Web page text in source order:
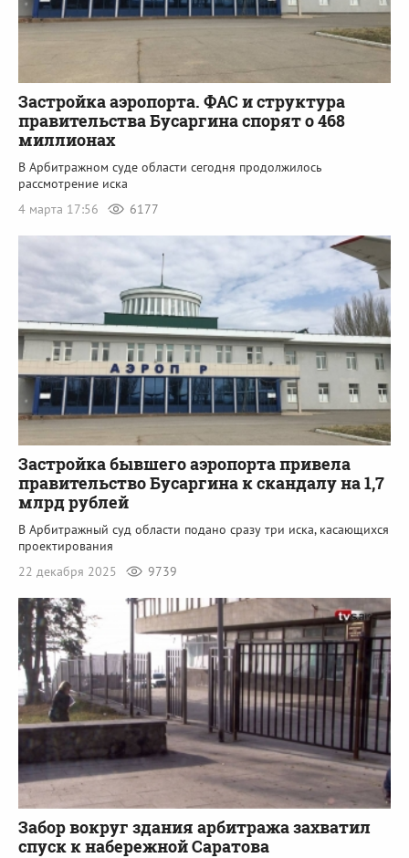
Застройка аэропорта. ФАС и структура
правительства Бусаргина спорят о 468
миллионах
В Арбитражном суде области сегодня продолжилось
рассмотрение иска
4 марта 17:56
6177
Застройка бывшего аэропорта привела
правительство Бусаргина к скандалу на 1,7
млрд рублей
В Арбитражный суд области подано сразу три иска, касающихся
проектирования
22 декабря 2025
9739
Забор вокруг здания арбитража захватил
спуск к набережной Саратова